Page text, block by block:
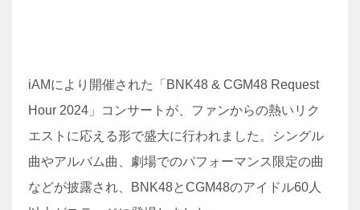
iAMにより開催された「BNK48 & CGM48 Request
Hour 2024」コンサートが、ファンからの熱いリク
エストに応える形で盛大に行われました。シングル
曲やアルバム曲、劇場でのパフォーマンス限定の曲
などが披露され、BNK48とCGM48のアイドル60人